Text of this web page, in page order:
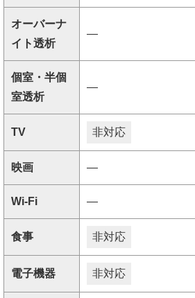
オーバーナ
イト透析
―
個室・半個
室透析
―
TV 非対応
映画 ―
Wi-Fi ―
食事 非対応
電子機器 非対応